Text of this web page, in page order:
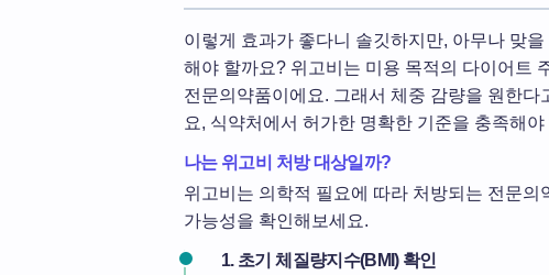
이렇게 효과가 좋다니 솔깃하지만, 아무나 맞
해야 할까요? 위고비는 미용 목적의 다이어트
전문의약품이에요. 그래서 체중 감량을 원한
요, 식약처에서 허가한 명확한 기준을 충족해야
나는 위고비 처방 대상일까?
위고비는 의학적 필요에 따라 처방되는 전문
가능성을 확인해보세요.
1. 초기 체질량지수(BMI) 확인